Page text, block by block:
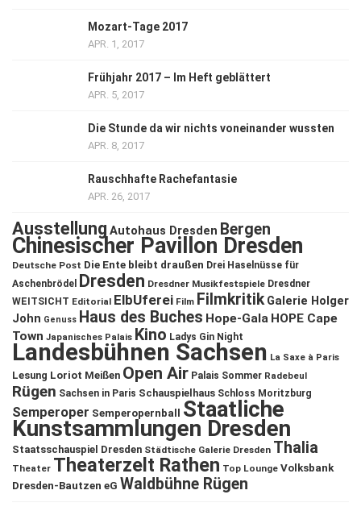
Mozart-Tage 2017
APR. 1, 2017
Frühjahr 2017 – Im Heft geblättert
APR. 5, 2017
Die Stunde da wir nichts voneinander wussten
APR. 8, 2017
Rauschhafte Rachefantasie
APR. 26, 2017
Ausstellung Autohaus Dresden Bergen
Chinesischer Pavillon Dresden
Deutsche Post Die Ente bleibt draußen Drei Haselnüsse für
Aschenbrödel
Dresden Dresdner Musikfestspiele Dresdner
WEITSICHT Editorial ElbUferei Film Filmkritik Galerie Holger
John Genuss Haus des Buches Hope-Gala HOPE Cape
Town Japanisches Palais Kino Ladys Gin Night
Landesbühnen Sachsen La Saxe à Paris
Lesung Loriot Meißen Open Air Palais Sommer Radebeul
Rügen Sachsen in Paris Schauspielhaus Schloss Moritzburg
Semperoper Semperopernball Staatliche
Kunstsammlungen Dresden
Staatsschauspiel Dresden Städtische Galerie Dresden Thalia
Theater Theaterzelt Rathen Top Lounge Volksbank
Dresden-Bautzen eG Waldbühne Rügen